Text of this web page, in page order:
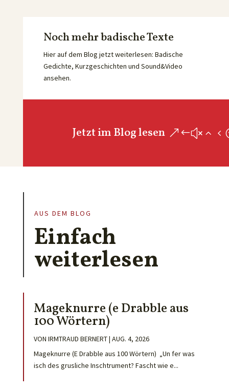
Noch mehr badische Texte
Hier auf dem Blog jetzt weiterlesen: Badische
Gedichte, Kurzgeschichten und Sound&Video
ansehen.
Jetzt im Blog lesen
AUS DEM BLOG
Einfach
weiterlesen
Mageknurre (e Drabble aus
100 Wörtern)
VON IRMTRAUD BERNERT| AUG. 4, 2026
Mageknurre (E Drabble aus 100 Wörtern) „Un fer was
isch des grusliche Inschtrument? Fascht wie e...